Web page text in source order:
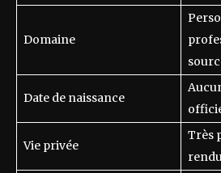
Domaine
Date de naissance
Vie privée
Très